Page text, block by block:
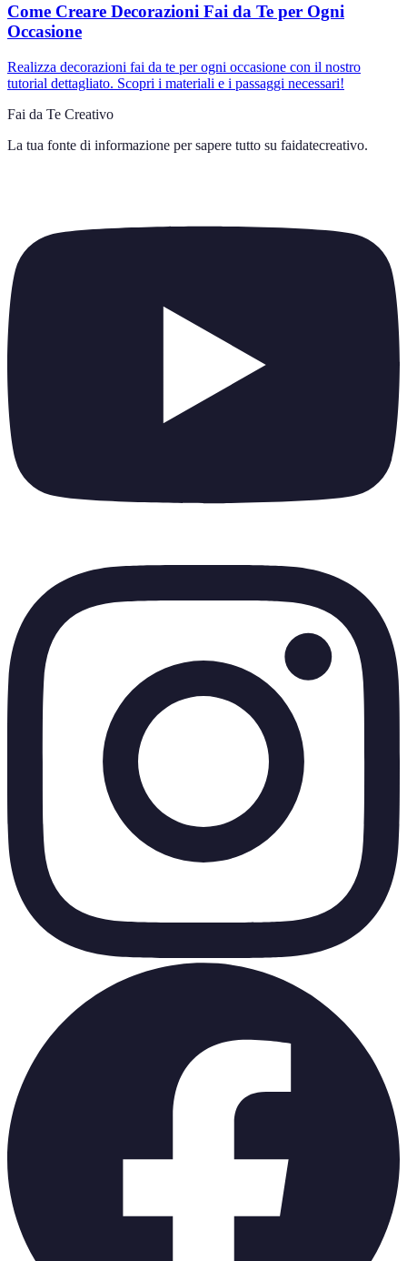
Come Creare Decorazioni Fai da Te per Ogni
Occasione
Realizza decorazioni fai da te per ogni occasione con il nostro
tutorial dettagliato. Scopri i materiali e i passaggi necessari!
Fai da Te Creativo
La tua fonte di informazione per sapere tutto su faidatecreativo.